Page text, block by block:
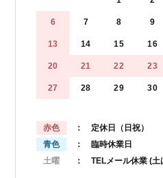
6 7 8 9
13 14 15 16
20 21 22 23
27 28 29 30
赤色
： 定休日（日祝）
青色
： 臨時休業日
土曜
： TELメール休業 (土